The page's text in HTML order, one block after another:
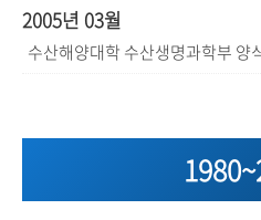
2005년 03월
수산해양대학 수산생명과학부 양